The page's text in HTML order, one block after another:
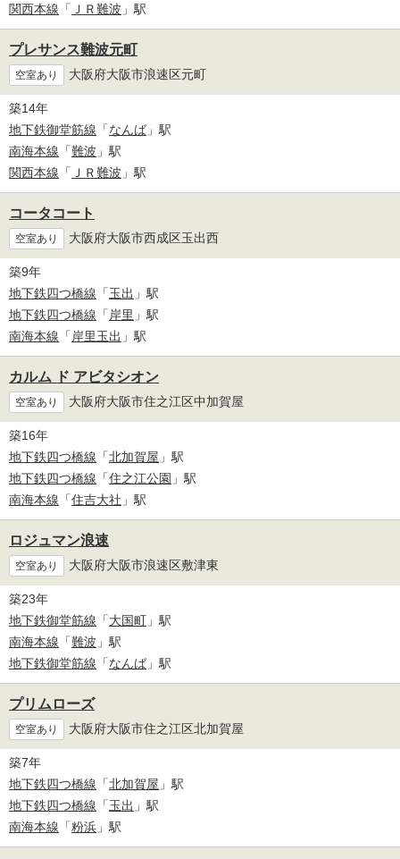
関西本線 「 ＪＲ難波 」駅
プレサンス難波元町
空室あり 大阪府大阪市浪速区元町
築14年
地下鉄御堂筋線 「なんば 」駅
南海本線 「難波 」駅
関西本線 「 ＪＲ難波 」駅
コータコート
空室あり 大阪府大阪市西成区玉出西
築9年
地下鉄四つ橋線 「玉出 」駅
地下鉄四つ橋線 「岸里 」駅
南海本線 「岸里玉出 」駅
カルム ド アビタシオン
空室あり 大阪府大阪市住之江区中加賀屋
築16年
地下鉄四つ橋線 「北加賀屋 」駅
地下鉄四つ橋線 「住之江公園 」駅
南海本線 「住吉大社 」駅
ロジュマン浪速
空室あり 大阪府大阪市浪速区敷津東
築23年
地下鉄御堂筋線 「大国町 」駅
南海本線 「難波 」駅
地下鉄御堂筋線 「なんば 」駅
プリムローズ
空室あり 大阪府大阪市住之江区北加賀屋
築7年
地下鉄四つ橋線 「北加賀屋 」駅
地下鉄四つ橋線 「玉出 」駅
南海本線 「粉浜 」駅